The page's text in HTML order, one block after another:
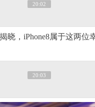
20:02
晓，iPhone8属于这两位
20:03